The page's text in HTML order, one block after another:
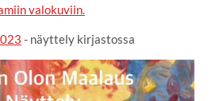
valokuviin.
⁠⁠⁠⁠⁠⁠⁠ - näyttely kirjastossa